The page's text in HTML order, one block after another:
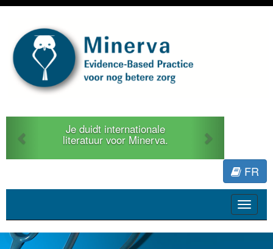
Je duidt internationale
literatuur voor Minerva.
FR
Toggle